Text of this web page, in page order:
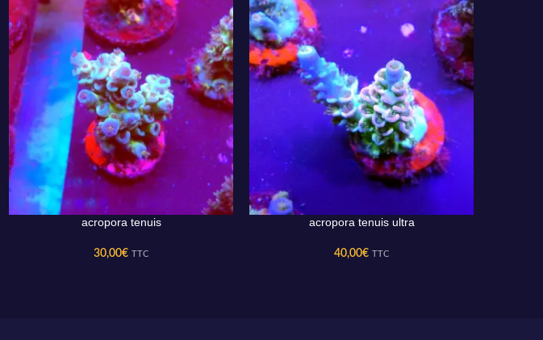
AJOUTER AU PANIERacropora tenuis
30,00€ TTC
AJOUTER AU PANIERacropora tenuis ultra
40,00€ TTC